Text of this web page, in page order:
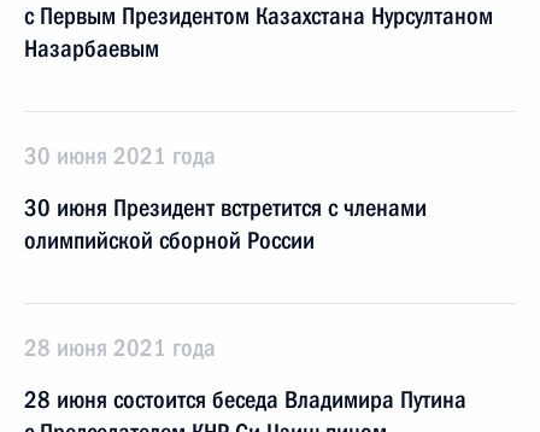
с Первым Президентом Казахстана Нурсултаном
Назарбаевым
30 июня 2021 года
30 июня Президент встретится c членами
олимпийской сборной России
28 июня 2021 года
28 июня состоится беседа Владимира Путина